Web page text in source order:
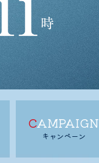
CAMPAIGN
キャンペーン